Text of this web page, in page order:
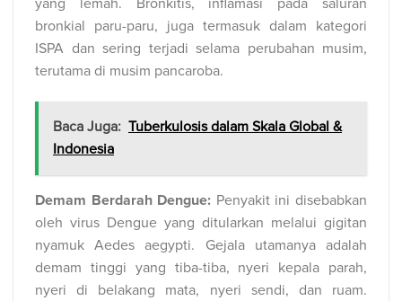
yang lemah. Bronkitis, inflamasi pada saluran
bronkial paru-paru, juga termasuk dalam kategori
ISPA dan sering terjadi selama perubahan musim,
terutama di musim pancaroba.
Baca Juga: Tuberkulosis dalam Skala Global &
Indonesia
Demam Berdarah Dengue: Penyakit ini disebabkan
oleh virus Dengue yang ditularkan melalui gigitan
nyamuk Aedes aegypti. Gejala utamanya adalah
demam tinggi yang tiba-tiba, nyeri kepala parah,
nyeri di belakang mata, nyeri sendi, dan ruam.